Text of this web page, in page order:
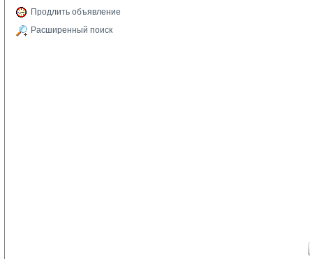
Продлить объявление
Расширенный поиск